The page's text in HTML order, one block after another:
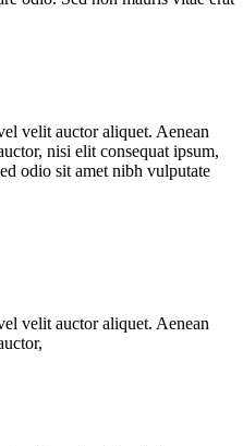
velit auctor aliquet. Aenean
nisi elit consequat ipsum,
odio sit amet nibh vulputate
velit auctor aliquet. Aenean